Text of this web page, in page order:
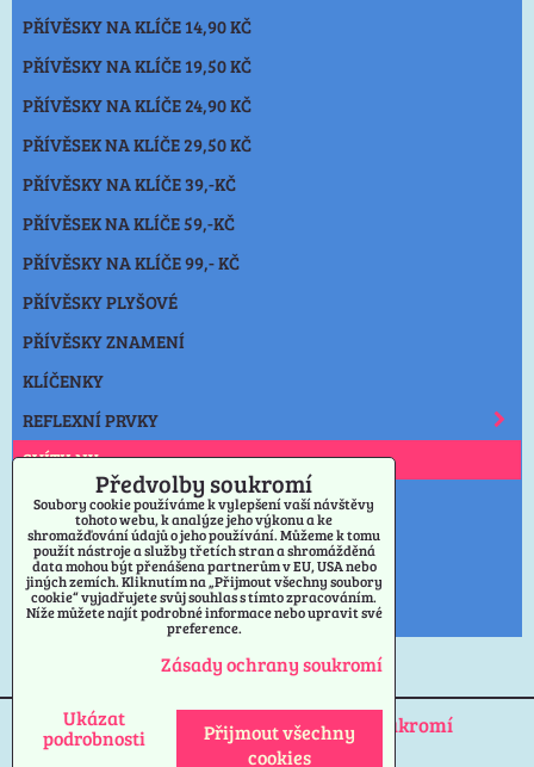
PŘÍVĚSKY NA KLÍČE 14,90 KČ
PŘÍVĚSKY NA KLÍČE 19,50 KČ
PŘÍVĚSKY NA KLÍČE 24,90 KČ
PŘÍVĚSEK NA KLÍČE 29,50 KČ
PŘÍVĚSKY NA KLÍČE 39,-KČ
PŘÍVĚSEK NA KLÍČE 59,-KČ
PŘÍVĚSKY NA KLÍČE 99,- KČ
PŘÍVĚSKY PLYŠOVÉ
PŘÍVĚSKY ZNAMENÍ
KLÍČENKY
REFLEXNÍ PRVKY
SVÍTILNY
NOŽE
OSTATNÍ
VÝPRODEJ PŘÍVĚSKY
PRAHA
Předvolby soukromí Zásady ochrany soukromí
Předvolby soukromí
Soubory cookie používáme k vylepšení vaší návštěvy
tohoto webu, k analýze jeho výkonu a ke
shromažďování údajů o jeho používání. Můžeme k tomu
použít nástroje a služby třetích stran a shromážděná
data mohou být přenášena partnerům v EU, USA nebo
jiných zemích. Kliknutím na „Přijmout všechny soubory
cookie“ vyjadřujete svůj souhlas s tímto zpracováním.
Níže můžete najít podrobné informace nebo upravit své
preference.
Zásady ochrany soukromí
Ukázat
podrobnosti
Přijmout všechny
cookies